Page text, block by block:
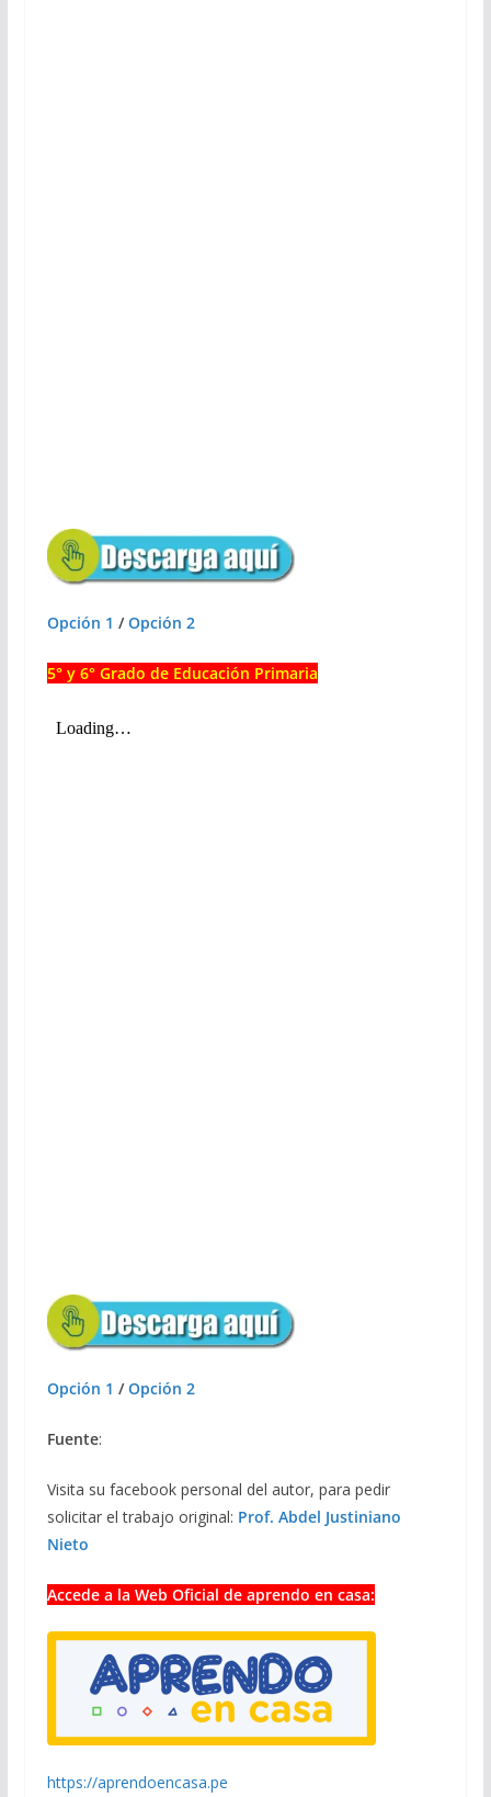
Opción 1 /Opción 2
5° y 6° Grado de Educación Primaria
Opción 1 /Opción 2
Fuente:
Visita su facebook personal del autor, para pedir
solicitar el trabajo original: Prof. Abdel Justiniano
Nieto
Accede a la Web Oficial de aprendo en casa:
https://aprendoencasa.pe